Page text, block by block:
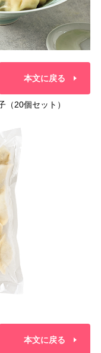
本文に戻る
20個セット）
本文に戻る